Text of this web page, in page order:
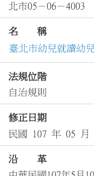
北市05－06－4003
名 稱
臺北市幼兒就讀幼
法規位階
自治規則
修正日期
民國 107 年 05 月
沿 革